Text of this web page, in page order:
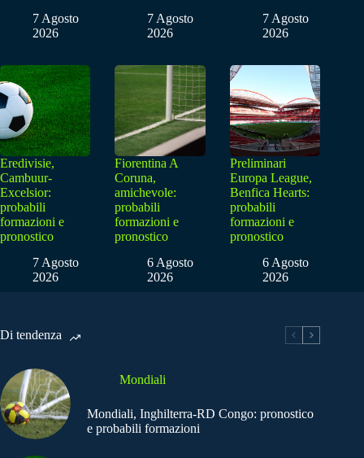
7 Agosto
2026
7 Agosto
2026
7 Agosto
2026
Eredivisie,
Cambuur-
Excelsior:
probabili
formazioni e
pronostico
7 Agosto
2026
Fiorentina A
Coruna,
amichevole:
probabili
formazioni e
pronostico
6 Agosto
2026
Preliminari
Europa League,
Benfica Hearts:
probabili
formazioni e
pronostico
6 Agosto
2026
Di tendenza
Mondiali
Mondiali, Inghilterra-RD Congo: pronostico
e probabili formazioni